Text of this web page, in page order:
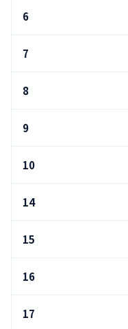
6
7
8
9
10
14
15
16
17